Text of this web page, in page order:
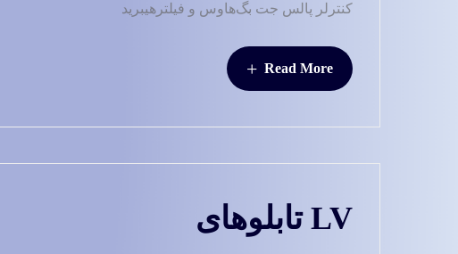
کنترلر پالس جت بگ‌هاوس و فیلترهیبرید
Read More
+
LV تابلوهای